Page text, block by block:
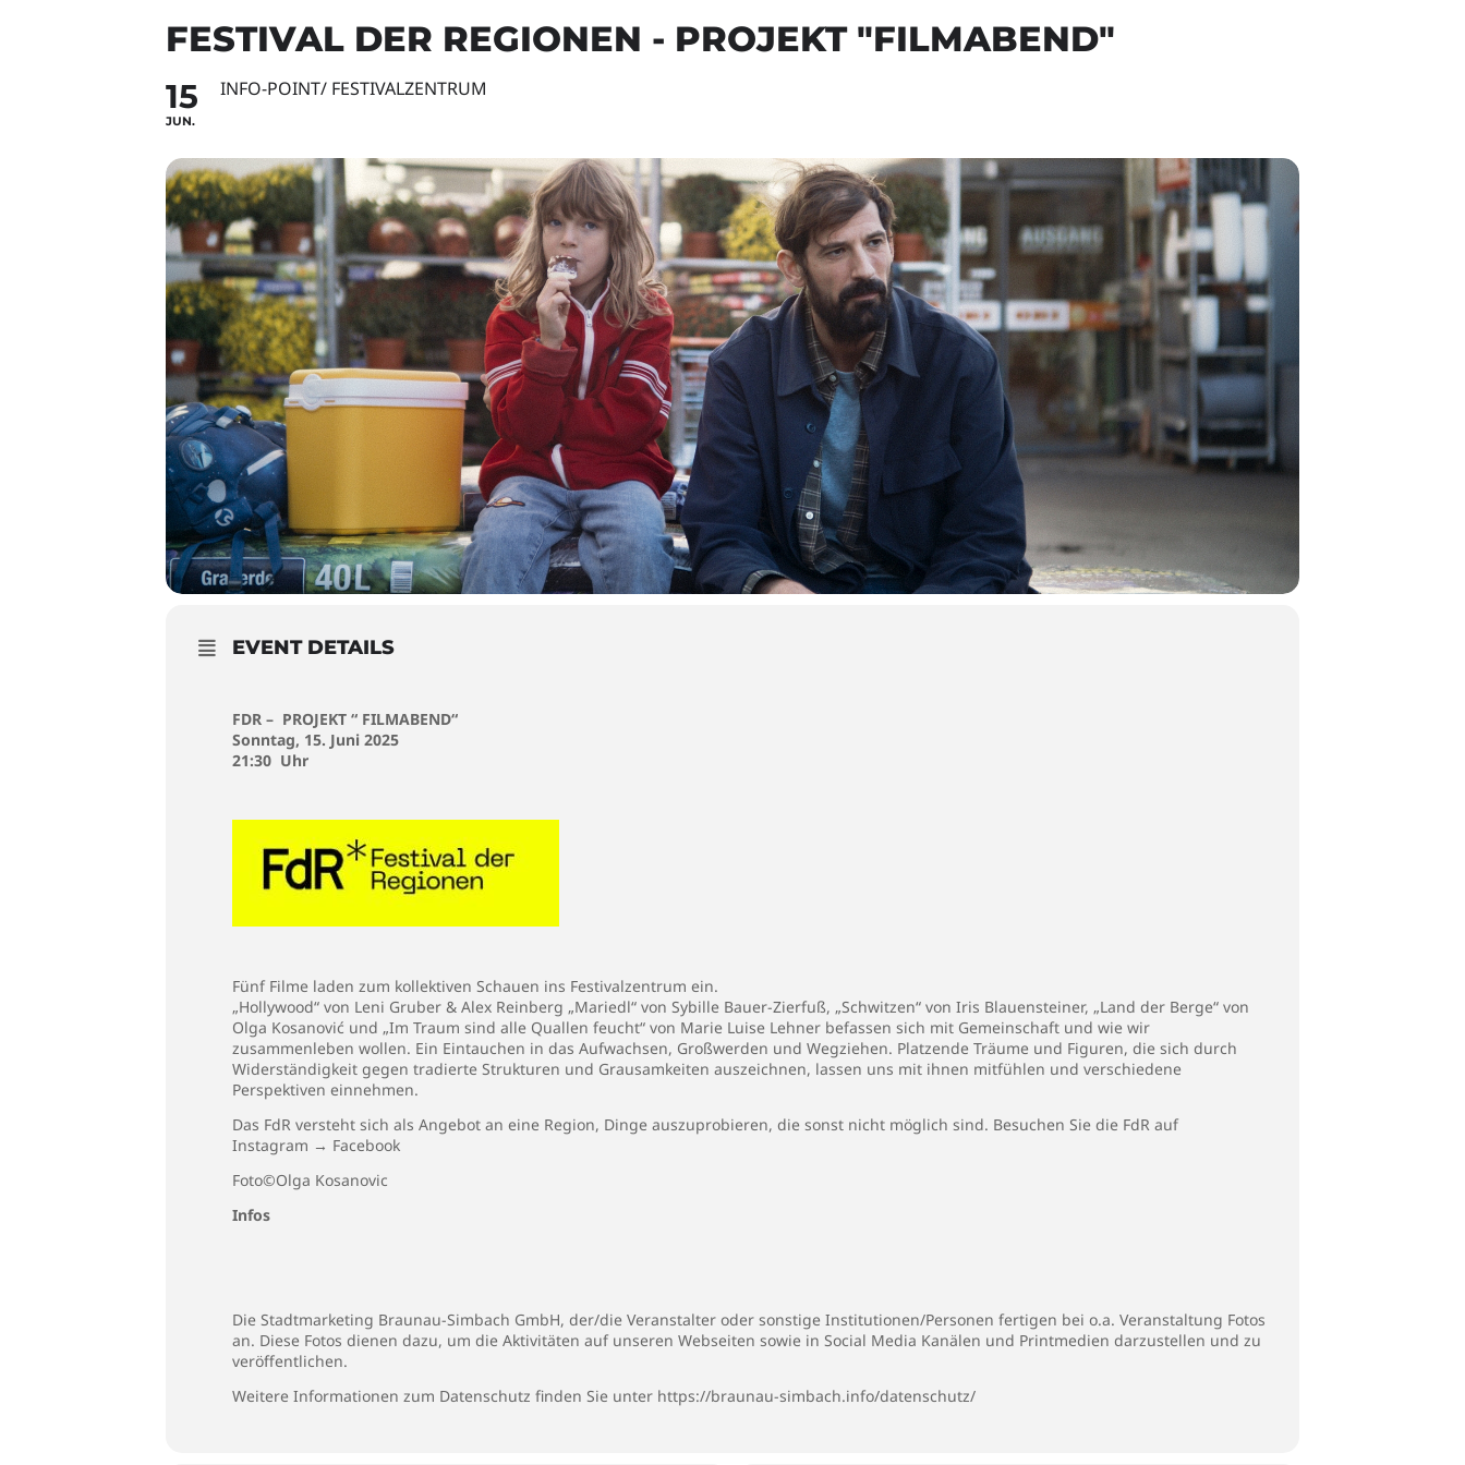
FESTIVAL DER REGIONEN - PROJEKT "FILMABEND"
15
JUN.
INFO-POINT/ FESTIVALZENTRUM
EVENT DETAILS
FDR – PROJEKT “ FILMABEND“
Sonntag, 15. Juni 2025
21:30 Uhr
Fünf Filme laden zum kollektiven Schauen ins Festivalzentrum ein.
„Hollywood“ von Leni Gruber & Alex Reinberg „Mariedl“ von Sybille Bauer-Zierfuß, „Schwitzen“ von Iris Blauensteiner, „Land der Berge“ von
Olga Kosanović und „Im Traum sind alle Quallen feucht“ von Marie Luise Lehner befassen sich mit Gemeinschaft und wie wir
zusammenleben wollen. Ein Eintauchen in das Aufwachsen, Großwerden und Wegziehen. Platzende Träume und Figuren, die sich durch
Widerständigkeit gegen tradierte Strukturen und Grausamkeiten auszeichnen, lassen uns mit ihnen mitfühlen und verschiedene
Perspektiven einnehmen.
Das FdR versteht sich als Angebot an eine Region, Dinge auszuprobieren, die sonst nicht möglich sind. Besuchen Sie die FdR auf
Instagram → Facebook
Foto©Olga Kosanovic
Infos
Die Stadtmarketing Braunau-Simbach GmbH, der/die Veranstalter oder sonstige Institutionen/Personen fertigen bei o.a. Veranstaltung Fotos
an. Diese Fotos dienen dazu, um die Aktivitäten auf unseren Webseiten sowie in Social Media Kanälen und Printmedien darzustellen und zu
veröffentlichen.
Weitere Informationen zum Datenschutz finden Sie unter https://braunau-simbach.info/datenschutz/